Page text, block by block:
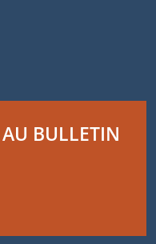
BULLETIN